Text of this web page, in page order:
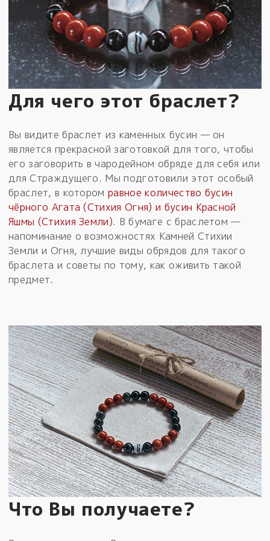
Для чего этот браслет?
Вы видите браслет из каменных бусин — он
является прекрасной заготовкой для того, чтобы
его заговорить в чародейном обряде для себя или
для Страждущего. Мы подготовили этот особый
браслет, в которомравное количество бусин
чёрного Агата (Стихия Огня) и бусин Красной
Яшмы (Стихия Земли). В бумаге с браслетом —
напоминание о возможностях Камней Стихии
Земли и Огня, лучшие виды обрядов для такого
браслета и советы по тому, как оживить такой
предмет.
Что Вы получаете?